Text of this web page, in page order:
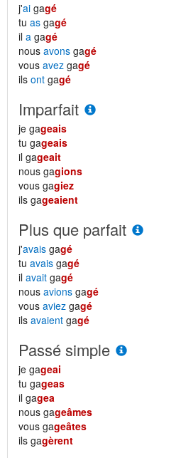
j'ai gagé
tu as gagé
il a gagé
nous avons gagé
vous avez gagé
ils ont gagé
Imparfait
je gageais
tu gageais
il gageait
nous gagions
vous gagiez
ils gageaient
Plus que parfait
j'avais gagé
tu avais gagé
il avait gagé
nous avions gagé
vous aviez gagé
ils avaient gagé
Passé simple
je gageai
tu gageas
il gagea
nous gageâmes
vous gageâtes
ils gagèrent